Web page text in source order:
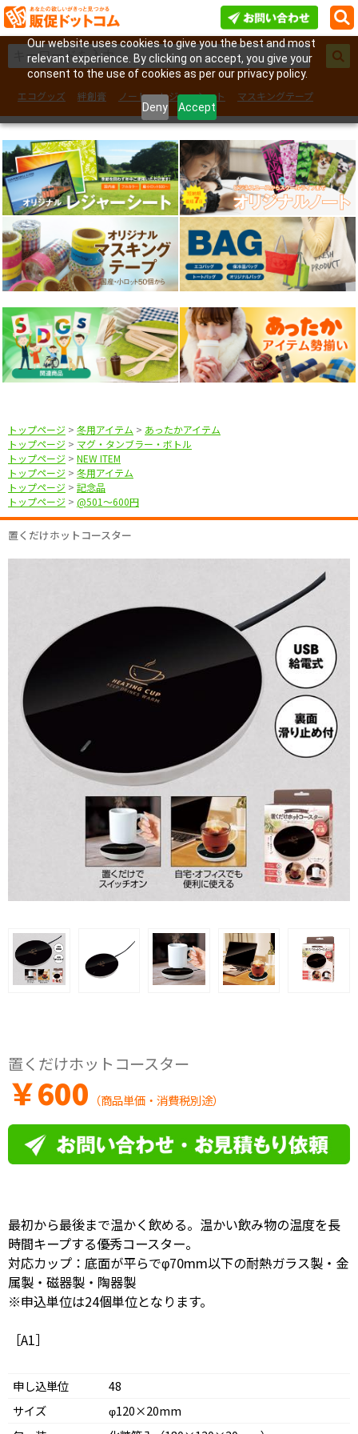
Our website uses cookies to give you the best and most
relevant experience. By clicking on accept, you give your
consent to the use of cookies as per our privacy policy.
Deny Accept
エコグッズ 絆創膏 ノート レジャーシート
マスキングテープ
フェイスシール
トップページ > 冬用アイテム > あったかアイテム
トップページ > マグ・タンブラー・ボトル
トップページ > NEW ITEM
トップページ > 冬用アイテム
トップページ > 記念品
トップページ > @501〜600円
置くだけホットコースター
置くだけホットコースター
￥600 （商品単価・消費税別途）
最初から最後まで温かく飲める。温かい飲み物の温度を長
時間キープする優秀コースター。
対応カップ：底面が平らでφ70mm以下の耐熱ガラス製・金
属製・磁器製・陶器製
※申込単位は24個単位となります。
［A1］
申し込単位
48
サイズ
φ120×20mm